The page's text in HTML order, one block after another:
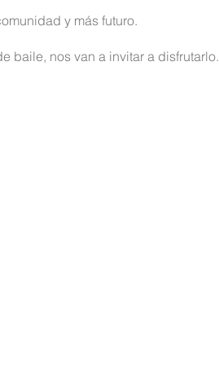
y más futuro.
baile, nos van a invitar a disfrutarlo.